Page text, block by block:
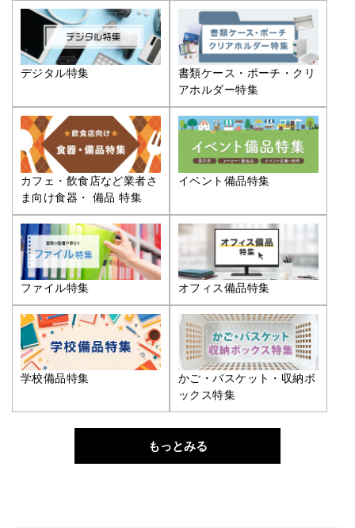
デジタル特集
書類ケース・ポーチ・クリ
アホルダー特集
カフェ・飲食店など業者さ
ま向け食器・ 備品 特集
イベント備品特集
ファイル特集 オフィス備品特集
学校備品特集
かご・バスケット・収納ボ
ックス特集
もっとみる